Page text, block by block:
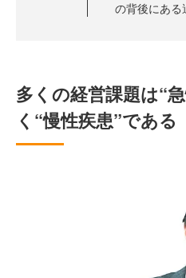
の背後にある
多くの経営課題は“
く“慢性疾患”である